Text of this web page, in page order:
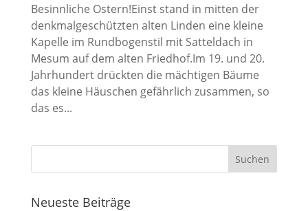
Besinnliche Ostern!Einst stand in mitten der
denkmalgeschützten alten Linden eine kleine
Kapelle im Rundbogenstil mit Satteldach in
Mesum auf dem alten Friedhof.Im 19. und 20.
Jahrhundert drückten die mächtigen Bäume
das kleine Häuschen gefährlich zusammen, so
das es...
Neueste Beiträge